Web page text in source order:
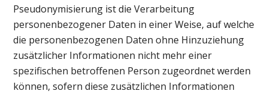
Pseudonymisierung ist die Verarbeitung
personenbezogener Daten in einer Weise, auf welche
die personenbezogenen Daten ohne Hinzuziehung
zusätzlicher Informationen nicht mehr einer
spezifischen betroffenen Person zugeordnet werden
können, sofern diese zusätzlichen Informationen